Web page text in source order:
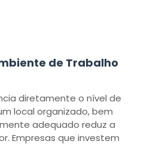
de Trabalho
diretamente o nível de
local organizado, bem
adequado reduz a
Empresas que investem